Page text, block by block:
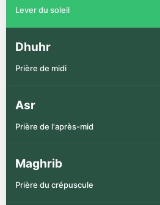
Lever du soleil
Dhuhr
Prière de midi
Asr
Prière de l'après-mid
Maghrib
Prière du crépuscule